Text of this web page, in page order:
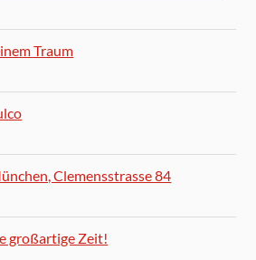
Traum
Clemensstrasse 84
großartige Zeit!